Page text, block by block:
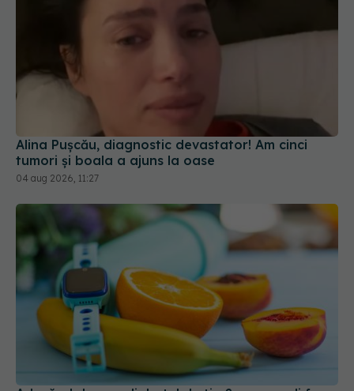
Alina Pușcău, diagnostic devastator! Am cinci
tumori și boala a ajuns la oase
04 aug 2026, 11:27